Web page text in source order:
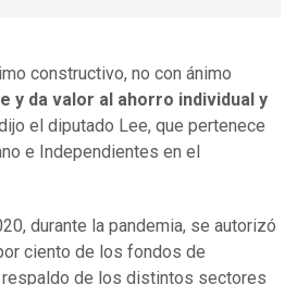
constructivo, no con ánimo
y da valor al ahorro individual y
el diputado Lee, que pertenece
e Independientes en el
durante la pandemia, se autorizó
ciento de los fondos de
de los distintos sectores